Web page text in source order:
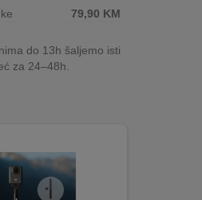
79,90 KM
do 13h šaljemo isti
za 24–48h.